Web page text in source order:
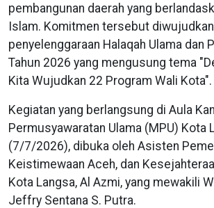
pembangunan daerah yang
Islam. Komitmen tersebut
penyelenggaraan Halaqah Ulama dan
Tahun 2026 yang mengusung tema
Kita Wujudkan 22 Program Wali Kota".
Kegiatan yang berlangsung di Aula
Permusyawaratan Ulama (MPU) Kota
(7/7/2026), dibuka oleh Asisten
Keistimewaan Aceh, dan
Kota Langsa, Al Azmi, yang mewakili
Jeffry Sentana S. Putra.